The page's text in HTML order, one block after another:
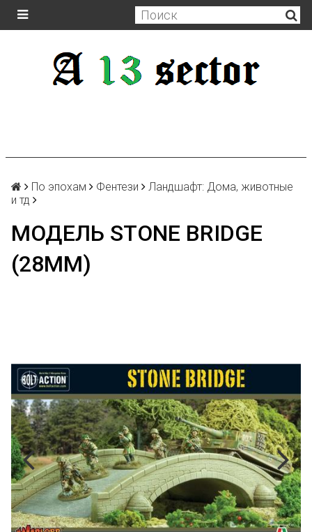
По эпохам Фентези
Ландшафт: Дома, животные
и тд
МОДЕЛЬ STONE BRIDGE
(28MM)